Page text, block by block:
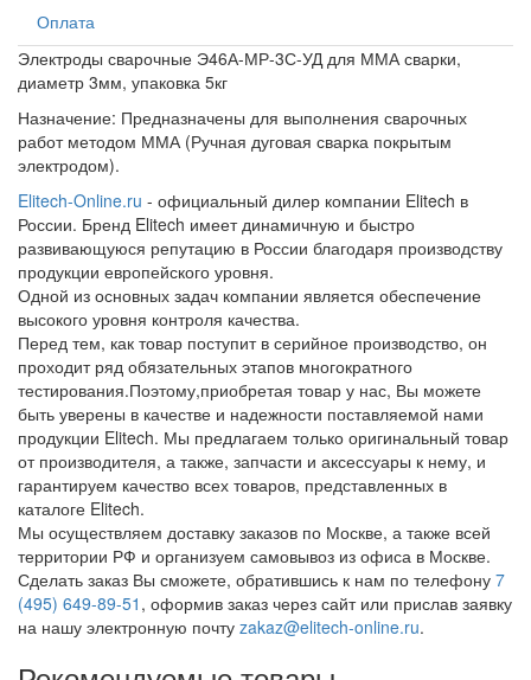
Оплата
Электроды сварочные Э46А-МР-3С-УД для ММА сварки,
диаметр 3мм, упаковка 5кг
Назначение: Предназначены для выполнения сварочных
работ методом ММА (Ручная дуговая сварка покрытым
электродом).
Elitech-Online.ru - официальный дилер компании Elitech в
России. Бренд Elitech имеет динамичную и быстро
развивающуюся репутацию в России благодаря производству
продукции европейского уровня.
Одной из основных задач компании является обеспечение
высокого уровня контроля качества.
Перед тем, как товар поступит в серийное производство, он
проходит ряд обязательных этапов многократного
тестирования.Поэтому,приобретая товар у нас, Вы можете
быть уверены в качестве и надежности поставляемой нами
продукции Elitech. Мы предлагаем только оригинальный товар
от производителя, а также, запчасти и аксессуары к нему, и
гарантируем качество всех товаров, представленных в
каталоге Elitech.
Мы осуществляем доставку заказов по Москве, а также всей
территории РФ и организуем самовывоз из офиса в Москве.
Сделать заказ Вы сможете, обратившись к нам по телефону 7
(495) 649-89-51 , оформив заказ через сайт или прислав заявку
на нашу электронную почту zakaz@elitech-online.ru.